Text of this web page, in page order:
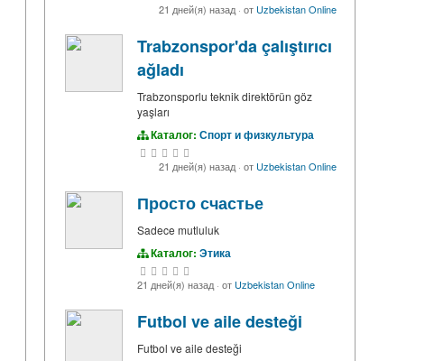
21 дней(я) назад · от Uzbekistan Online
Trabzonspor'da çalıştırıcı
ağladı
Trabzonsporlu teknik direktörün göz
yaşları
Каталог: Спорт и физкультура
21 дней(я) назад · от Uzbekistan Online
Просто счастье
Sadece mutluluk
Каталог: Этика
21 дней(я) назад · от Uzbekistan Online
Futbol ve aile desteği
Futbol ve aile desteği